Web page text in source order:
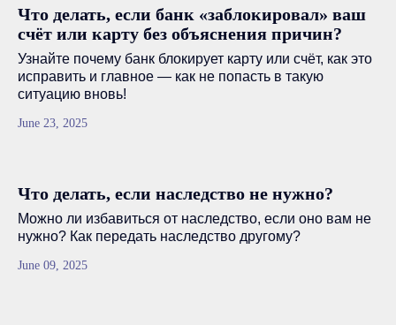
Что делать, если банк «заблокировал» ваш
счёт или карту без объяснения причин?
Узнайте почему банк блокирует карту или счёт, как это
исправить и главное — как не попасть в такую
ситуацию вновь!
June 23, 2025
Что делать, если наследство не нужно?
Можно ли избавиться от наследство, если оно вам не
нужно? Как передать наследство другому?
June 09, 2025